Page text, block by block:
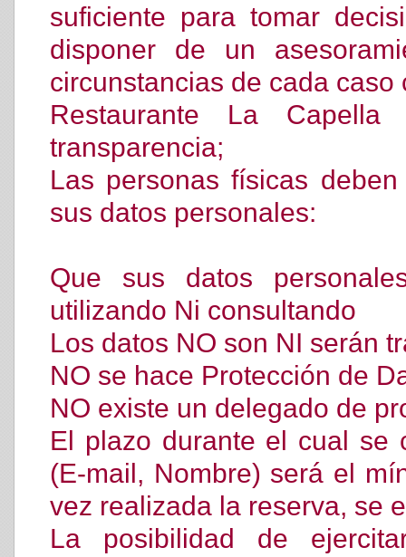
suficiente para tomar
disponer de un
circunstancias de cada caso
Restaurante La
transparencia;
Las personas físicas
sus datos personales:
Que sus datos
utilizando Ni consultando
Los datos NO son NI serán
NO se hace Protección de
NO existe un delegado de
El plazo durante el cual se
(E-mail, Nombre) será el
vez realizada la reserva, se
La posibilidad de